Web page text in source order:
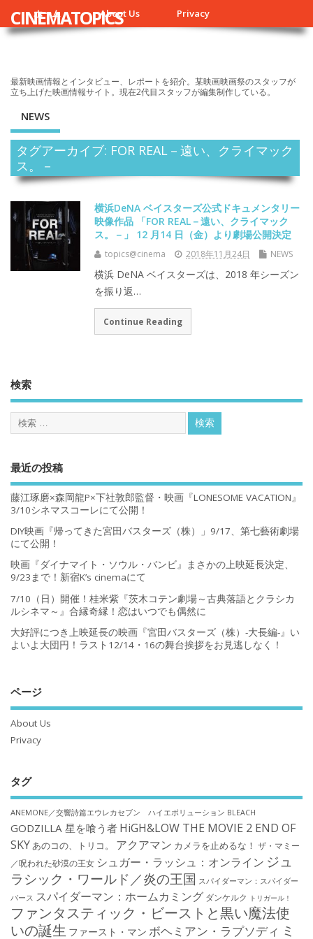
ホーム About Us Privacy
CINEMATOPICS
最新映画情報とインタビュー、レポートを紹介。某映画映画祭のスタッフが
立ち上げた映画情報サイト。現在2代目スタッフが編集制作している。
NEWS
タグアーカイブ: FOR REAL－遠い、クライマック
ス。－
横浜DeNA ベイスターズ公式ドキュメンタリー
映像作品 「FOR REAL－遠い、クライマック
ス。－」 12 月14 日（金）より劇場公開決定
topics@cinema 2018年11月24日 NEWS
横浜 DeNA ベイスターズは、2018 年シーズン
を振り返…
Continue Reading
検索
最近の投稿
藤江琢磨×森岡龍P×下社敦郎監督・映画『LONESOME VACATION』
3/10シネマスコーレにて公開！
DIY映画『帰ってきた宮田バスターズ（株）」9/17、第七藝術劇場
にて公開！
映画『ダイナマイト・ソウル・バンビ』まさかの上映延長決定、
9/23まで！新宿K’s cinemaにて
7/10（日）開催！桂米紫『茨木コテン劇場～古典落語とクラシカ
ルシネマ～』合縁奇縁！恋はいつでも偶然に
大好評につき上映延長の映画『宮田バスターズ（株）-大長編-』い
よいよ大団円！ラスト12/14・16の舞台挨拶をお見逃しなく！
ページ
About Us
Privacy
タグ
ANEMONE／交響詩篇エウレカセブン ハイエボリューション BLEACH
GODZILLA 星を喰う者 HiGH&LOW THE MOVIE 2 END OF
SKYあのコの、トリコ。 アクアマン カメラを止めるな！ ザ・マミー
／呪われた砂漠の王女 シュガー・ラッシュ：オンライン ジュ
ラシック・ワールド／炎の王国 スパイダーマン：スパイダー
バース スパイダーマン：ホームカミング ダンケルク トリガール！
ファンタスティック・ビーストと黒い魔法使
いの誕生 ファースト・マン ボヘミアン・ラプソディ ミ